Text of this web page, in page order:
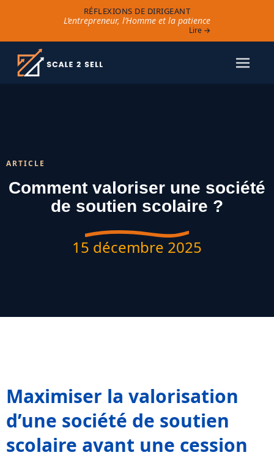
RÉFLEXIONS DE DIRIGEANT
L’entrepreneur, l’Homme et la patience
Lire →
ARTICLE
Comment valoriser une société
de soutien scolaire ?
15 décembre 2025
Maximiser la valorisation
d’une société de soutien
scolaire avant une cession